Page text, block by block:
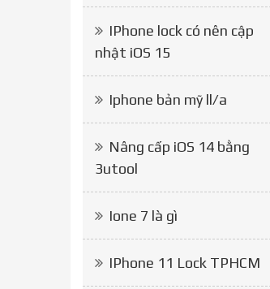
IPhone lock có nên cập
nhật iOS 15
Iphone bản mỹ ll/a
Nâng cấp iOS 14 bằng
3utool
Ione 7 là gì
IPhone 11 Lock TPHCM